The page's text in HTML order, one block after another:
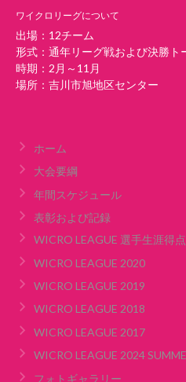
ワイクロリーグについて
出場：12チーム
形式：通年リーグ戦および決勝ト
時期：2月～11月
場所：吉川市旭地区センター
ホーム
大会要綱
年間スケジュール
表彰および記録
WICRO LEAGUE 選手生涯得点
WICRO LEAGUE 2020
WICRO LEAGUE 2019
WICRO LEAGUE 2018
WICRO LEAGUE 2017
WICRO LEAGUE 2024
フォトギャラリー